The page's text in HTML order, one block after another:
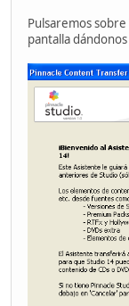
Pulsaremos
pantalla